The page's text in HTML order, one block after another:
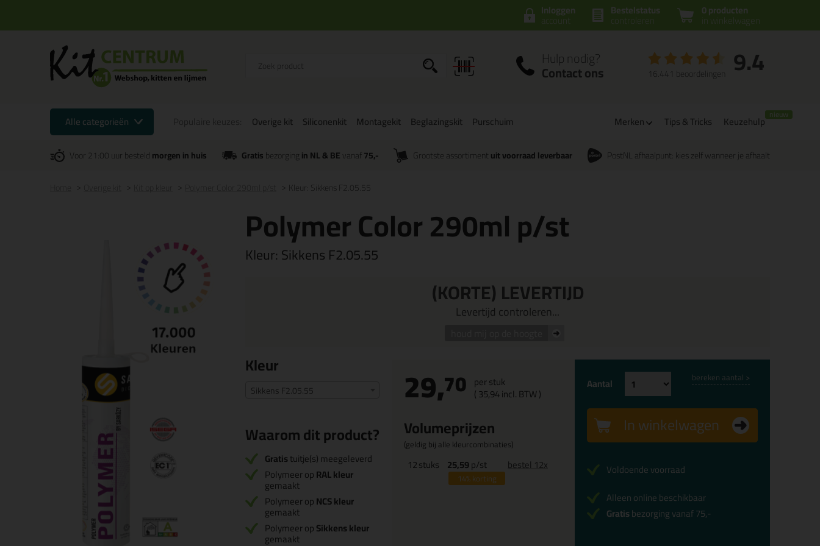
0 producten
in winkelwagen
Bestelstatus
controleren
Inloggen
account
Hulp nodig?
Contact ons 9.4
16.441 beoordelingen
Alle categorieën Overige kit Siliconenkit Montagekit Beglazingskit Purschuim Merken Tips & Tricks Keuzehulp
Voor 21:00 uur besteldmorgen in huis Gratisbezorgingin NL & BEvanaf 75,- Grootste assortiment uit voorraad leverbaar PostNL afhaalpunt: kies zelf wanneer je afhaalt
Kleur: Sikkens F2.05.55
Polymer Color 290ml p/st
Kleur:Sikkens F2.05.55
(KORTE) LEVERTIJD
Levertijd controleren...
Kleur
Sikkens F2.05.55
Waarom dit product?
Gratistuitje(s) meegeleverd
Polymeer opRAL kleur
gemaakt
Polymeer opNCS kleur
gemaakt
Polymeer opSikkens kleur
gemaakt
29,70 per stuk
(35,94incl. BTW )
Volumeprijzen
(geldig bij alle kleurcombinaties)
12stuks 25,59p/st
14%korting
bestel 12x
Aantal bereken aantal >
In winkelwagen
Voldoende voorraad
Alleen online beschikbaar
Gratisbezorging vanaf 75,-